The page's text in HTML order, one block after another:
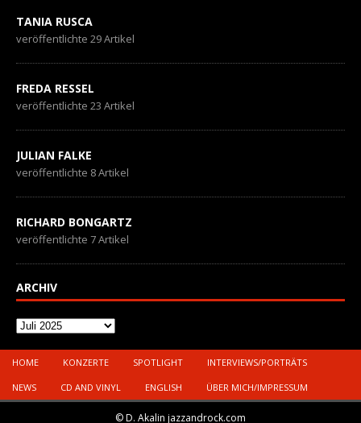
TANIA RUSCA
veröffentlichte 29 Artikel
FREDA RESSEL
veröffentlichte 23 Artikel
JULIAN FALKE
veröffentlichte 8 Artikel
RICHARD BONGARTZ
veröffentlichte 7 Artikel
ARCHIV
Archiv
HOME KONZERTE SPOTLIGHT INTERVIEWS/PORTRÄTS
NEWS CD AND VINYL ENGLISH ÜBER MICH/IMPRESSUM
© D. Akalin jazzandrock.com